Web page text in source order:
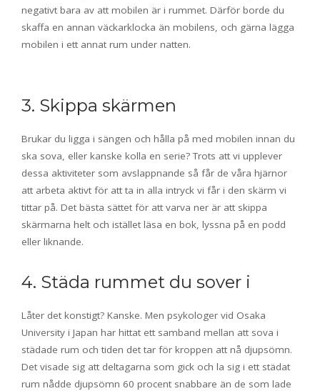
negativt bara av att mobilen är i rummet. Därför borde du
skaffa en annan väckarklocka än mobilens, och gärna lägga
mobilen i ett annat rum under natten.
3. Skippa skärmen
Brukar du ligga i sängen och hålla på med mobilen innan du
ska sova, eller kanske kolla en serie? Trots att vi upplever
dessa aktiviteter som avslappnande så får de våra hjärnor
att arbeta aktivt för att ta in alla intryck vi får i den skärm vi
tittar på. Det bästa sättet för att varva ner är att skippa
skärmarna helt och istället läsa en bok, lyssna på en podd
eller liknande.
4. Städa rummet du sover i
Låter det konstigt? Kanske. Men psykologer vid Osaka
University i Japan har hittat ett samband mellan att sova i
städade rum och tiden det tar för kroppen att nå djupsömn.
Det visade sig att deltagarna som gick och la sig i ett städat
rum nådde djupsömn 60 procent snabbare än de som lade